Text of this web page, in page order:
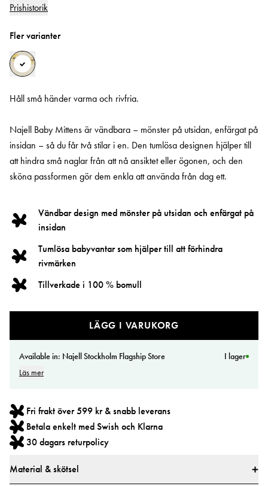
Prishistorik
Fler varianter
Håll små händer varma och rivfria.
Najell Baby Mittens är vändbara – mönster på utsidan, enfärgat på
insidan – så du får två stilar i en. Den tumlösa designen hjälper till
att hindra små naglar från att nå ansiktet eller ögonen, och den
sköna passformen gör dem enkla att använda från dag ett.
Vändbar design med mönster på utsidan och enfärgat på
insidan
Tumlösa babyvantar som hjälper till att förhindra
rivmärken
Tillverkade i 100 % bomull
LÄGG I VARUKORG
Available in: Najell Stockholm Flagship Store
Läs mer
I lager
Fri frakt över 599 kr & snabb leverans
Betala enkelt med Swish och Klarna
30 dagars returpolicy
Material & skötsel